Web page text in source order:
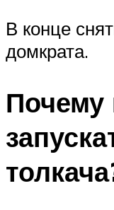
В конце
домкрата.
Почему